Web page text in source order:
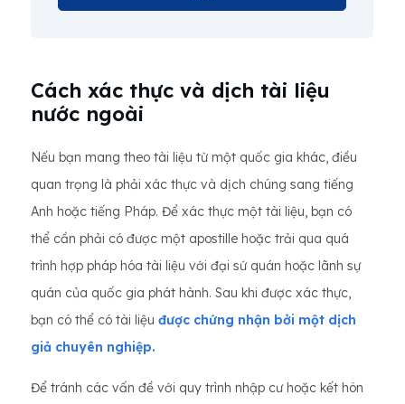
Cách xác thực và dịch tài liệu
nước ngoài
Nếu bạn mang theo tài liệu từ một quốc gia khác, điều
quan trọng là phải xác thực và dịch chúng sang tiếng
Anh hoặc tiếng Pháp. Để xác thực một tài liệu, bạn có
thể cần phải có được một apostille hoặc trải qua quá
trình hợp pháp hóa tài liệu với đại sứ quán hoặc lãnh sự
quán của quốc gia phát hành. Sau khi được xác thực,
bạn có thể có tài liệu được chứng nhận bởi một dịch
giả chuyên nghiệp.
Để tránh các vấn đề với quy trình nhập cư hoặc kết hôn